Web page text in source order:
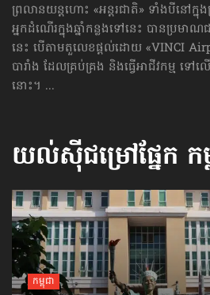
ព្រលានយន្ដហោះ «អន្តរជាតិ» ទាំងបី​នៅក្នុ
អ្នកដំណើរ​ក្នុងឆ្នាំ​កន្លងទៅ​នេះ បានប្រមា
នេះ បើតាមតួលេខផ្ដល់ដោយ «VINCI
បារាំង ដែលគ្រប់គ្រង និងធ្វើអាជីវកម្ម ទៅ
នោះ។ ...
យល់ស៊ីជម្រៅផ្នែក ក
កម្ពុជា